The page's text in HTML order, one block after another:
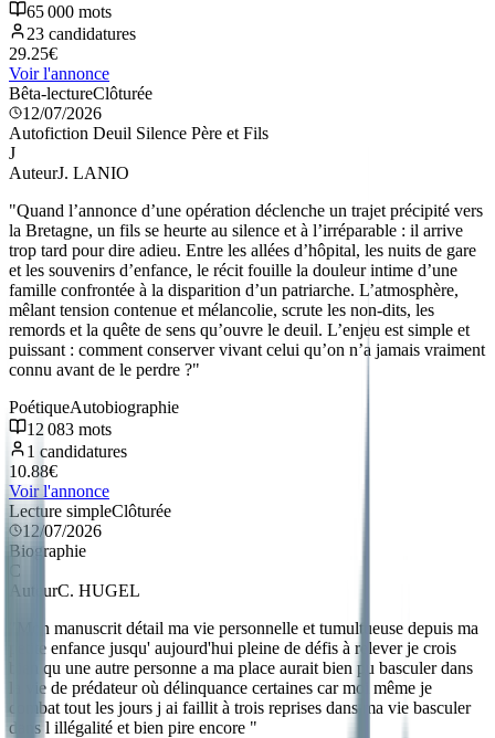
65 000 mots
23 candidatures
29.25€
Voir l'annonce
Bêta-lectureClôturée
12/07/2026
Autofiction Deuil Silence Père et Fils
J
AuteurJ. LANIO
"Quand l’annonce d’une opération déclenche un trajet précipité vers
la Bretagne, un fils se heurte au silence et à l’irréparable : il arrive
trop tard pour dire adieu. Entre les allées d’hôpital, les nuits de gare
et les souvenirs d’enfance, le récit fouille la douleur intime d’une
famille confrontée à la disparition d’un patriarche. L’atmosphère,
mêlant tension contenue et mélancolie, scrute les non-dits, les
remords et la quête de sens qu’ouvre le deuil. L’enjeu est simple et
puissant : comment conserver vivant celui qu’on n’a jamais vraiment
connu avant de le perdre ?"
PoétiqueAutobiographie
12 083 mots
1 candidatures
10.88€
Voir l'annonce
Lecture simpleClôturée
12/07/2026
Biographie
C
AuteurC. HUGEL
Mon manuscrit détail ma vie personnelle et tumultueuse depuis ma
petite enfance jusqu' aujourd'hui pleine de défis à relever je crois
bien qu une autre personne a ma place aurait bien pu basculer dans
la vie de prédateur où délinquance certaines car moi même je
combat tout les jours j ai faillit à trois reprises dans ma vie basculer
dans l illégalité et bien pire encore "